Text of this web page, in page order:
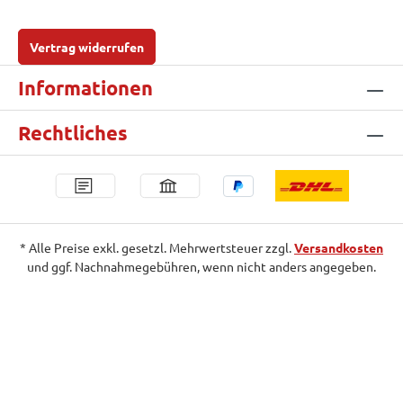
Vertrag widerrufen
Informationen
Rechtliches
* Alle Preise exkl. gesetzl. Mehrwertsteuer zzgl.Versandkosten
und ggf. Nachnahmegebühren, wenn nicht anders angegeben.